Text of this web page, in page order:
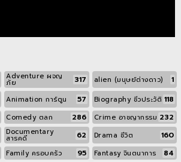
Adventure ผจญ
ภัย 317 alien (มนุษย์ต่างดาว) 1
Animation การ์ตูน 57 Biography ชีวประวัติ 118
Comedy ตลก 286 Crime อาชญากรรม 232
Documentary
สารคดี 62 Drama ชีวิต 160
Family ครอบครัว 95 Fantasy จินตนาการ 84